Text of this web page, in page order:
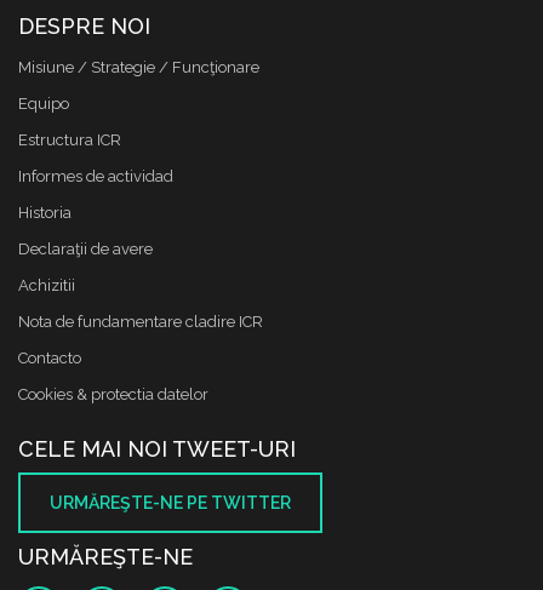
DESPRE NOI
Misiune / Strategie / Funcţionare
Equipo
Estructura ICR
Informes de actividad
Historia
Declaraţii de avere
Achizitii
Nota de fundamentare cladire ICR
Contacto
Cookies & protectia datelor
CELE MAI NOI TWEET-URI
URMĂREŞTE-NE PE TWITTER
URMĂREŞTE-NE